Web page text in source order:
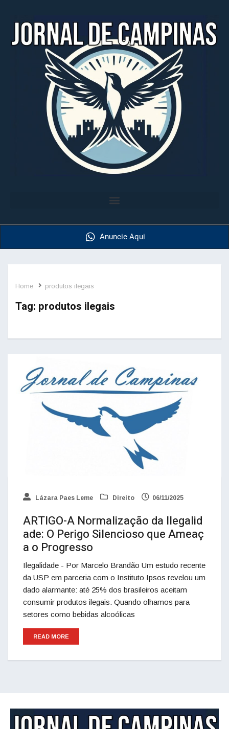
Anuncie Aqui
Home produtos ilegais
Tag: produtos ilegais
Lázara Paes Leme Direito 06/11/2025
ARTIGO-A Normalização da Ilegalid
ade: O Perigo Silencioso que Ameaç
a o Progresso
Ilegalidade - Por Marcelo Brandão Um estudo recente
da USP em parceria com o Instituto Ipsos revelou um
dado alarmante: até 25% dos brasileiros aceitam
consumir produtos ilegais. Quando olhamos para
setores como bebidas alcoólicas
READ MORE